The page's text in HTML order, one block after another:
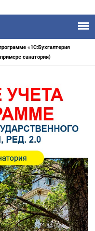
«1С:Бухгалтерия
санатория)